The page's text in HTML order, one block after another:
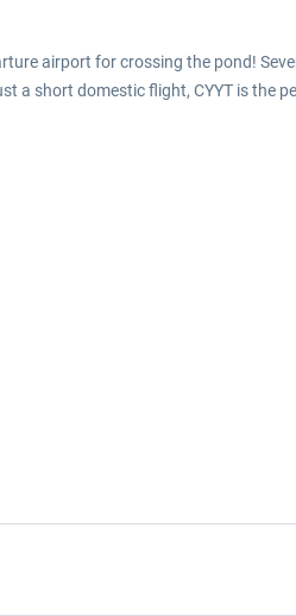
airport for crossing the pond!
a short domestic flight, CYYT is the